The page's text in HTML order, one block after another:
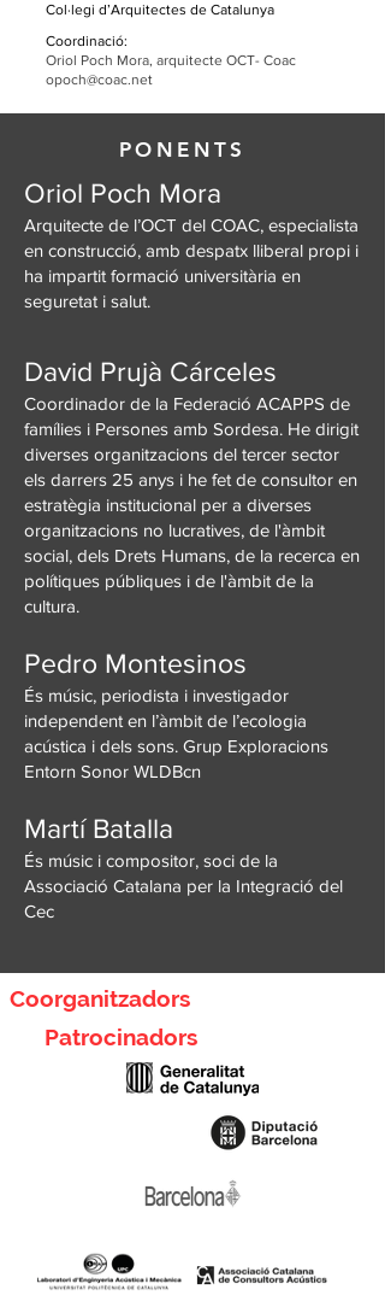
Col·legi d’Arquitectes de Catalunya
Coordinació:
Oriol Poch Mora, arquitecte OCT- Coac
opoch@coac.net
PONENTS
Oriol Poch Mora
Arquitecte de l’OCT del COAC, especialista
en construcció, amb despatx lliberal propi i
ha impartit formació universitària en
seguretat i salut.
David Prujà Cárceles
Coordinador de la Federació ACAPPS de
famílies i Persones amb Sordesa. He dirigit
diverses organitzacions del tercer sector
els darrers 25 anys i he fet de consultor en
estratègia institucional per a diverses
organitzacions no lucratives, de l'àmbit
social, dels Drets Humans, de la recerca en
polítiques públiques i de l'àmbit de la
cultura.
Pedro Montesinos
És músic, periodista i investigador
independent en l’àmbit de l’ecologia
acústica i dels sons. Grup Exploracions
Entorn Sonor WLDBcn
Martí Batalla
És músic i compositor, soci de la
Associació Catalana per la Integració del
Cec
Coorganitzadors
Patrocinadors